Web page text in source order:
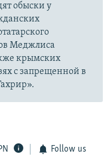
обыски у
Меджлиса
крымских
с запрещенной в
Follow us